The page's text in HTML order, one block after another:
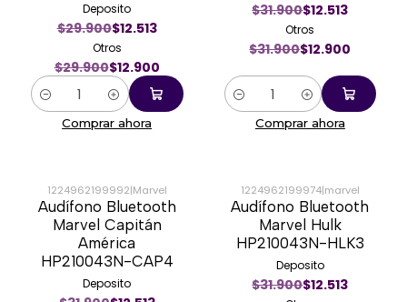
Deposito
$29.900$12.513
Otros
$29.900$12.900
Cantidad
Comprar ahora
$31.900$12.513
Otros
$31.900$12.900
Cantidad
Comprar ahora
-60%
1224962199992|Marvel
Audífono Bluetooth
Marvel Capitán
América
HP210043N-CAP4
Deposito
-60%
1224962199974|marvel
Audífono Bluetooth
Marvel Hulk
HP210043N-HLK3
Deposito
$31.900$12.513